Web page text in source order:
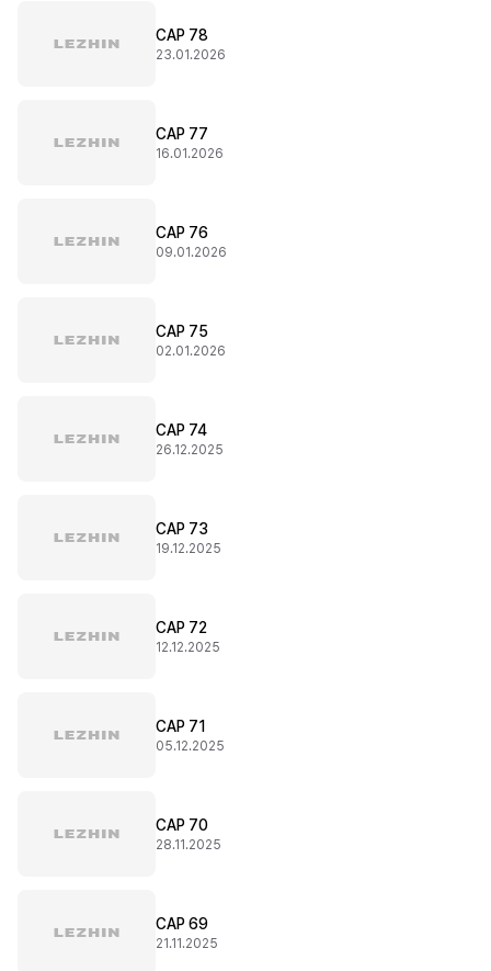
CAP 78
23.01.2026
CAP 77
16.01.2026
CAP 76
09.01.2026
CAP 75
02.01.2026
CAP 74
26.12.2025
CAP 73
19.12.2025
CAP 72
12.12.2025
CAP 71
05.12.2025
CAP 70
28.11.2025
CAP 69
21.11.2025